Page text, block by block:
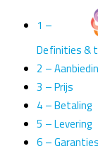
1 –
Definities &
2 –
3 – Prijs
4 – Betaling
5 – Levering
6 –